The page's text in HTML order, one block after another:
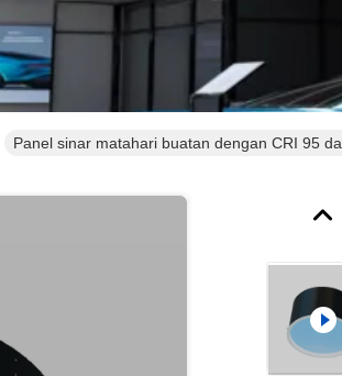
Panel sinar matahari buatan dengan CRI 95